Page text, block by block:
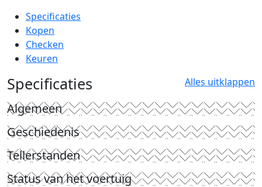
Specificaties
Kopen
Checken
Keuren
Specificaties Alles uitklappen
Algemeen
Geschiedenis
Tellerstanden
Status van het voertuig